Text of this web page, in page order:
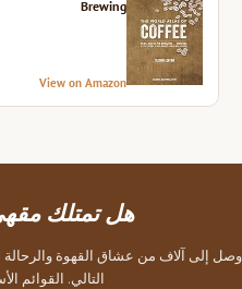
Brewing
View on Amazon
هل تمتلك
وصل إلى آلاف من عشاق القهوة والرحالة
التالي. القوائم